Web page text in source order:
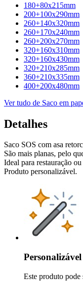
180+80x215mm
200+100x290mm
260+140x320mm
260+170x240mm
260+200x270mm
320+160x310mm
320+160x430mm
320+210x285mm
360+210x335mm
400+200x480mm
Ver tudo de Saco em
Detalhes
Saco SOS com asa
São mais planas, pelo
Ideal para restauração
Produto personalizável.
Personalizável
Este produto pode